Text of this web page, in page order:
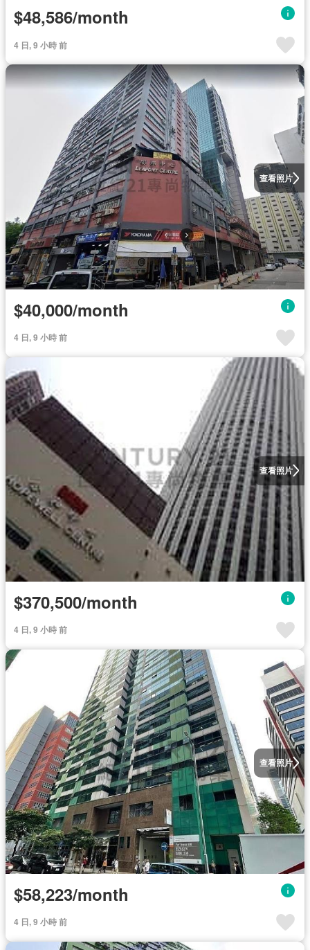
$48,586/month
4 日, 9 小時 前
查看照片
$40,000/month
4 日, 9 小時 前
查看照片
$370,500/month
4 日, 9 小時 前
查看照片
$58,223/month
4 日, 9 小時 前